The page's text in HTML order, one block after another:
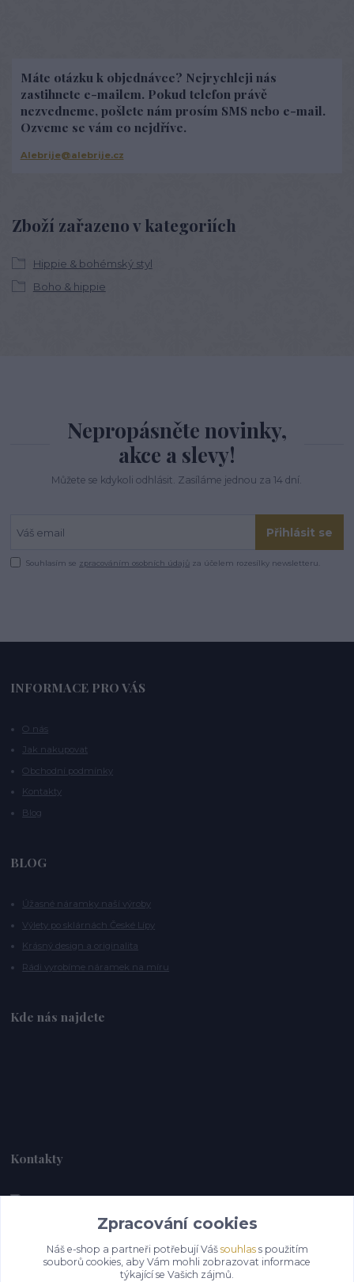
Zboží zařazeno v kategoriích
Hippie & bohémský styl
Boho & hippie
Máte otázku k objednávce? Nejrychleji nás
zastihnete e-mailem. Pokud telefon právě
nezvedneme, pošlete nám prosím SMS nebo e-mail.
Ozveme se vám co nejdříve.
Alebrije@alebrije.cz
Nepropásněte novinky,
akce a slevy!
Můžete se kdykoli odhlásit. Zasíláme jednou za 14 dní.
Přihlásit se
Souhlasím se zpracováním osobních údajů za účelem rozesílky newsletteru.
INFORMACE PRO VÁS
O nás
Jak nakupovat
Obchodní podmínky
Kontakty
Blog
BLOG
Úžasné náramky naší výroby
Výlety po sklárnách České Lípy
Krásný design a originalita
Rádi vyrobíme náramek na míru
Kde nás najdete
Kontakty
Alebrije@alebrije.cz
Zpracování cookies
Náš e-shop a partneři potřebují Váš souhlass použitím
souborů cookies, aby Vám mohli zobrazovat informace
týkající se Vašich zájmů.